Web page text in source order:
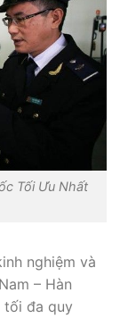
Tối Ưu Nhất
nghiệm và
– Hàn
tối đa quy